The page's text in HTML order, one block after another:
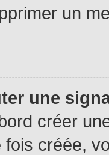
un
une
créer
fois créée,